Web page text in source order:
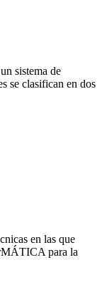
sistema de
se clasifican en dos
en las que
para la